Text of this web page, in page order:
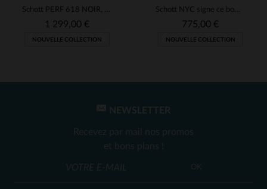
Schott PERF 618 NOIR, perfecto en steerhide américain indémodable.
1 299,00 €
NOUVELLE COLLECTION
Schott NYC signe ce bombardier B-3 en mouton retourné, chaud et stylé.
775,00 €
NOUVELLE COLLECTION
NEWSLETTER
Recevez par mail nos promos
et bons plans !
OK